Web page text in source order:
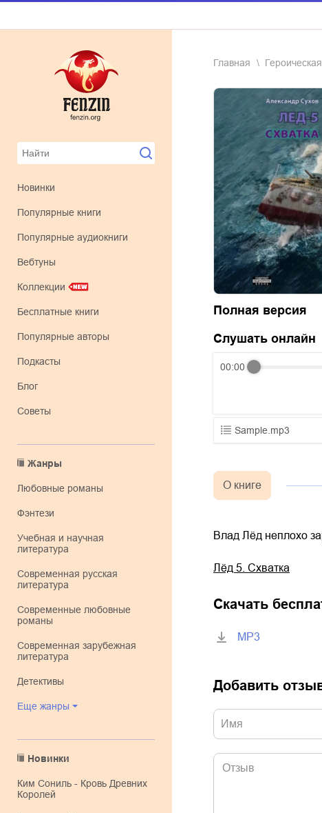
Новинки
Популярные книги
Популярные аудиокниги
Вебтуны
Коллекции
Бесплатные книги
Популярные авторы
Подкасты
Блог
Советы
Жанры
любовные романы
фэнтези
учебная и научная
литература
современная русская
литература
современные любовные
романы
современная зарубежная
литература
детективы
Еще жанры
Новинки
Ким Сониль - Кровь Древних
Королей
Главная
Полная версия
Слушать онлайн
00:00
Sample.mp3
02.mp3
О книге
Влад Лёд неплохо
Лёд 5. Схватка
Скачать
MP3
Добавить